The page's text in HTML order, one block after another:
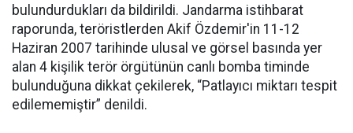
bulundurdukları da bildirildi. Jandarma istihbarat
raporunda, teröristlerden Akif Özdemir'in 11-12
Haziran 2007 tarihinde ulusal ve görsel basında yer
alan 4 kişilik terör örgütünün canlı bomba timinde
bulunduğuna dikkat çekilerek, “Patlayıcı miktarı tespit
edilememiştir” denildi.